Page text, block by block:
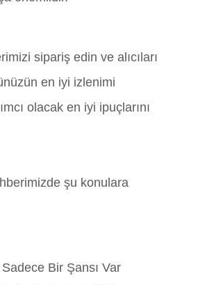
sipariş edin ve alıcıları
en iyi izlenimi
olacak en iyi ipuçlarını
şu konulara
Bir Şansı Var